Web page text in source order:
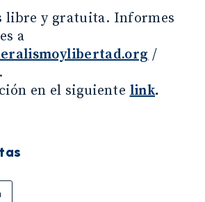
libre y gratuita. Informes
a
/
en el siguientelink.